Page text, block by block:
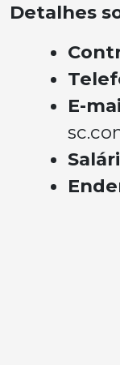
Detalhes
E-